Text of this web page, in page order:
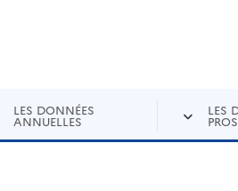
LES DONNÉES
ANNUELLES
LES